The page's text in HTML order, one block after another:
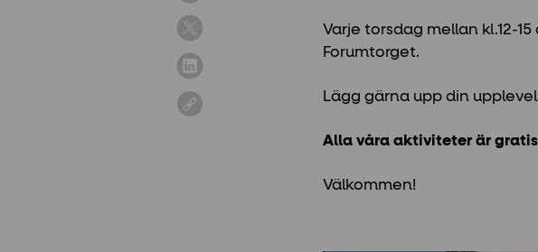
Varje torsdag mellan kl.12-
Forumtorget.
Lägg gärna upp din
Alla våra aktiviteter är
Välkommen!